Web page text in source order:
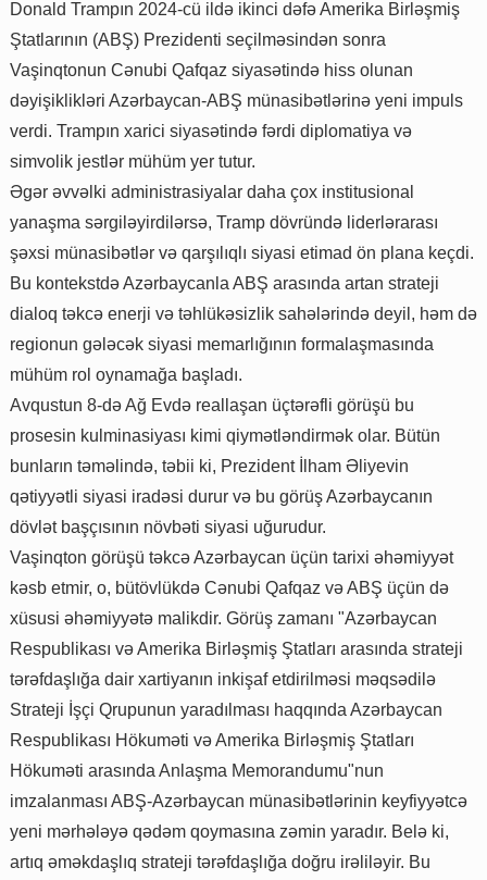
Donald Trampın 2024-cü ildə ikinci dəfə Amerika Birləşmiş
Ştatlarının (ABŞ) Prezidenti seçilməsindən sonra
Vaşinqtonun Cənubi Qafqaz siyasətində hiss olunan
dəyişiklikləri Azərbaycan-ABŞ münasibətlərinə yeni impuls
verdi. Trampın xarici siyasətində fərdi diplomatiya və
simvolik jestlər mühüm yer tutur.
Əgər əvvəlki administrasiyalar daha çox institusional
yanaşma sərgiləyirdilərsə, Tramp dövründə liderlərarası
şəxsi münasibətlər və qarşılıqlı siyasi etimad ön plana keçdi.
Bu kontekstdə Azərbaycanla ABŞ arasında artan strateji
dialoq təkcə enerji və təhlükəsizlik sahələrində deyil, həm də
regionun gələcək siyasi memarlığının formalaşmasında
mühüm rol oynamağa başladı.
Avqustun 8-də Ağ Evdə reallaşan üçtərəfli görüşü bu
prosesin kulminasiyası kimi qiymətləndirmək olar. Bütün
bunların təməlində, təbii ki, Prezident İlham Əliyevin
qətiyyətli siyasi iradəsi durur və bu görüş Azərbaycanın
dövlət başçısının növbəti siyasi uğurudur.
Vaşinqton görüşü təkcə Azərbaycan üçün tarixi əhəmiyyət
kəsb etmir, o, bütövlükdə Cənubi Qafqaz və ABŞ üçün də
xüsusi əhəmiyyətə malikdir. Görüş zamanı "Azərbaycan
Respublikası və Amerika Birləşmiş Ştatları arasında strateji
tərəfdaşlığa dair xartiyanın inkişaf etdirilməsi məqsədilə
Strateji İşçi Qrupunun yaradılması haqqında Azərbaycan
Respublikası Hökuməti və Amerika Birləşmiş Ştatları
Hökuməti arasında Anlaşma Memorandumu"nun
imzalanması ABŞ-Azərbaycan münasibətlərinin keyfiyyətcə
yeni mərhələyə qədəm qoymasına zəmin yaradır. Belə ki,
artıq əməkdaşlıq strateji tərəfdaşlığa doğru irəliləyir. Bu